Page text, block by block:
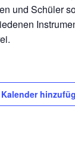
und Schüler